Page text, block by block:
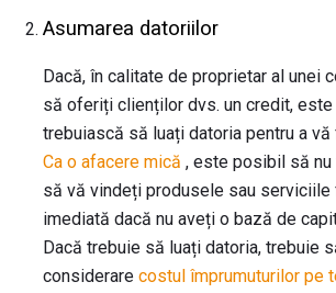
Asumarea datoriilor
Dacă, în calitate de proprietar al unei
să oferiți clienților dvs. un credit,
trebuiască să luați datoria pentru a vă
Ca o afacere mică , este posibil să
să vă vindeți produsele sau serviciile
imediată dacă nu aveți o bază de
Dacă trebuie să luați datoria, trebuie
considerare costul împrumuturilor pe